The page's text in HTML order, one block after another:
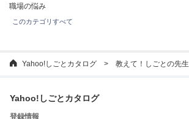
職場の悩み
このカテゴリすべて
Yahoo!しごとカタログ 教えて！しごとの先生
Yahoo!しごとカタログ
登録情報